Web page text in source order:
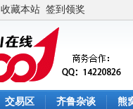
收藏本站 签到领奖
交易区 齐鲁杂谈 熊